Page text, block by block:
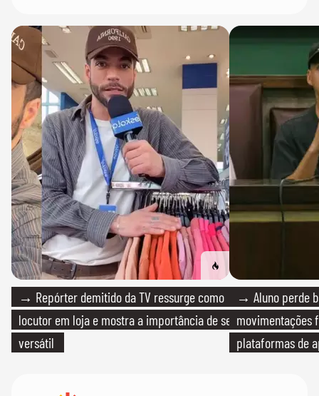
→ Repórter demitido da TV ressurge como
locutor em loja e mostra a importância de ser
versátil
→ Aluno perde
movimentações
plataformas de